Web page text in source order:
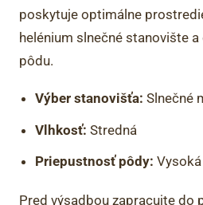
poskytuje optimálne
helénium slnečné stanovište
pôdu.
Výber stanovišťa: Slnečné
Vlhkosť: Stredná
Priepustnosť pôdy: Vysoká
Pred výsadbou zapracujte do